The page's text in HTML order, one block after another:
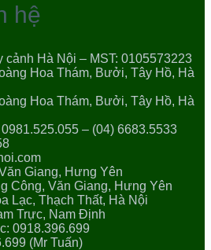
hệ
cảnh Hà Nội – MST: 0105573223
Hoa Thám, Bưởi, Tây Hồ, Hà
Hoa Thám, Bưởi, Tây Hồ, Hà
– (04) 6683.5533
Giang, Hưng Yên
Công, Văn Giang, Hưng Yên
Lạc, Thạch Thất, Hà Nội
Trực, Nam Định
0918.396.699
(Mr Tuấn)